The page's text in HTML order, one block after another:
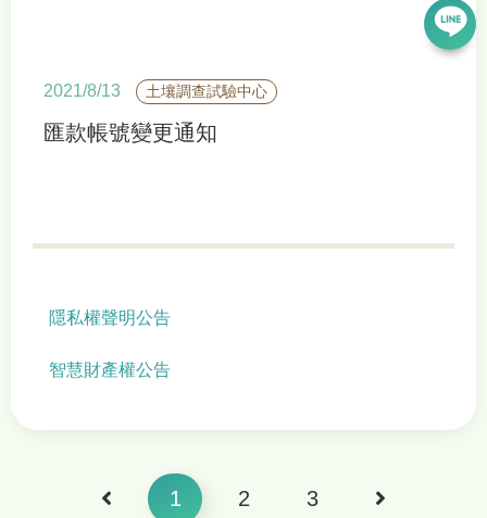
2021/8/13 土壤調查試驗中心
匯款帳號變更通知
隱私權聲明公告
智慧財產權公告
1 2 3